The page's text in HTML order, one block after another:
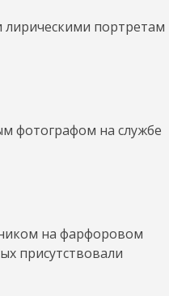
портретам
фотографом на службе
на фарфоровом
присутствовали